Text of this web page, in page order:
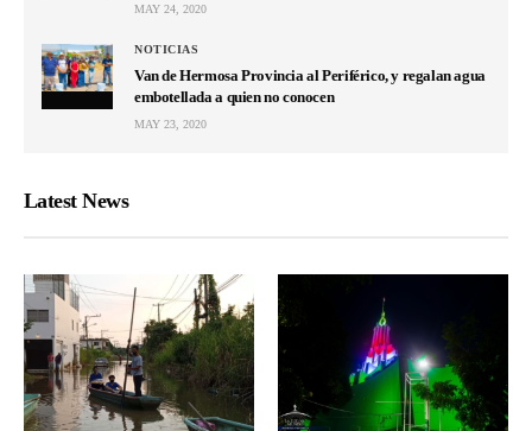
MAY 24, 2020
NOTICIAS
Van de Hermosa Provincia al Periférico, y regalan agua
embotellada a quien no conocen
MAY 23, 2020
Latest News